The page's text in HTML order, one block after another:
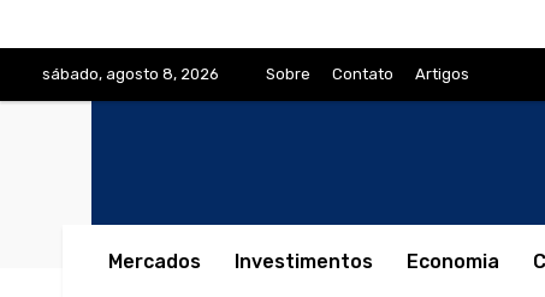
sábado, agosto 8, 2026 Sobre Contato Artigos
Mercados Investimentos Economia